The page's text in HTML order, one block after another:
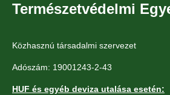
Természetvédelmi
Közhasznú társadalmi szervezet
Adószám: 19001243-2-43
HUF és egyéb deviza utalása esetén: